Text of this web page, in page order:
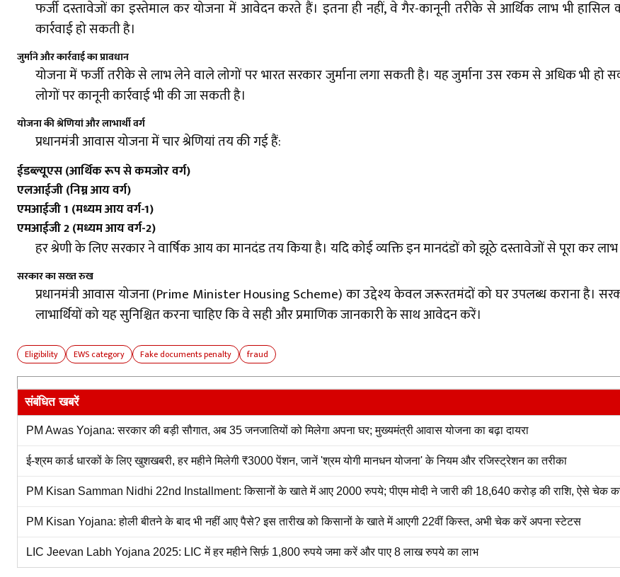
फर्जी दस्तावेजों का इस्तेमाल कर योजना में आवेदन करते हैं। इतना ही नहीं, वे गैर-कानूनी तरीके से आर्थिक लाभ भी
कार्रवाई हो सकती है।
जुर्माने और कार्रवाई का प्रावधान
योजना में फर्जी तरीके से लाभ लेने वाले लोगों पर भारत सरकार जुर्माना लगा सकती है। यह जुर्माना उस रकम से अधिक भी हो
लोगों पर कानूनी कार्रवाई भी की जा सकती है।
योजना की श्रेणियां और लाभार्थी वर्ग
प्रधानमंत्री आवास योजना में चार श्रेणियां तय की गई हैं:
ईडब्ल्यूएस (आर्थिक रूप से कमजोर वर्ग)
एलआईजी (निम्न आय वर्ग)
एमआईजी 1 (मध्यम आय वर्ग-1)
एमआईजी 2 (मध्यम आय वर्ग-2)
हर श्रेणी के लिए सरकार ने वार्षिक आय का मानदंड तय किया है। यदि कोई व्यक्ति इन मानदंडों को झूठे दस्तावेजों से पूरा कर
सरकार का सख्त रुख
प्रधानमंत्री आवास योजना (Prime Minister Housing Scheme) का उद्देश्य केवल जरूरतमंदों को घर उपलब्ध कराना है।
लाभार्थियों को यह सुनिश्चित करना चाहिए कि वे सही और प्रमाणिक जानकारी के साथ आवेदन करें।
Eligibility EWS category Fake documents penalty fraud
संबंधित खबरें
PM Awas Yojana: सरकार की बड़ी सौगात, अब 35 जनजातियों को मिलेगा अपना घर; मुख्यमंत्री आवास योजना का बढ़ा दायरा
ई-श्रम कार्ड धारकों के लिए खुशखबरी, हर महीने मिलेगी ₹3000 पेंशन, जानें 'श्रम योगी मानधन योजना' के नियम और रजिस्ट्रेशन का तरीका
PM Kisan Samman Nidhi 22nd Installment: किसानों के खाते में आए 2000 रुपये; पीएम मोदी ने जारी की 18,640 करोड़ की राशि, ऐसे चेक
PM Kisan Yojana: होली बीतने के बाद भी नहीं आए पैसे? इस तारीख को किसानों के खाते में आएगी 22वीं किस्त, अभी चेक करें अपना स्टेटस
LIC Jeevan Labh Yojana 2025: LIC में हर महीने सिर्फ़ 1,800 रुपये जमा करें और पाए 8 लाख रुपये का लाभ